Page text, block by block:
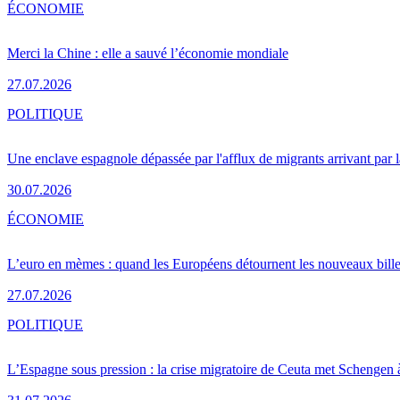
Merci la Chine : elle a sauvé l’économie mondiale
27.07.2026
ÉCONOMIE
Une enclave espagnole dépassée par l'afflux de migrants arrivant par
30.07.2026
POLITIQUE
L’euro en mèmes : quand les Européens détournent les nouveaux
27.07.2026
ÉCONOMIE
L’Espagne sous pression : la crise migratoire de Ceuta met Schengen
POLITIQUE